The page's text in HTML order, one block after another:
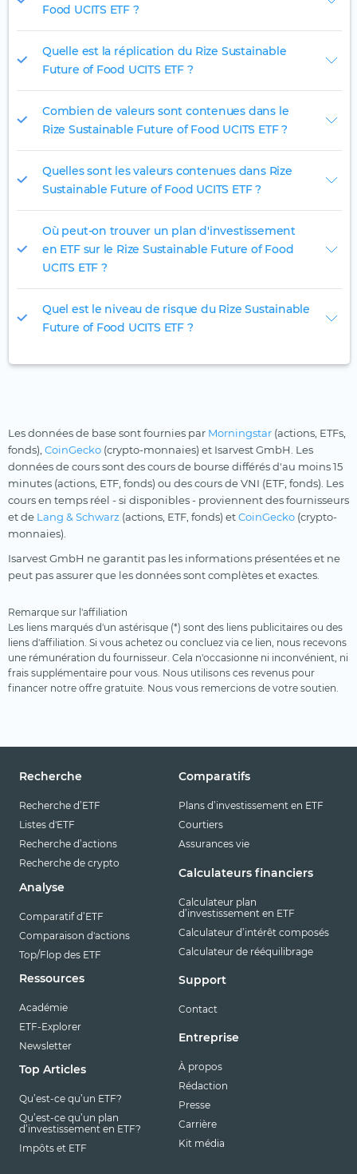
Food UCITS ETF ?
Quelle est la réplication du Rize Sustainable
Future of Food UCITS ETF ?
Combien de valeurs sont contenues dans le
Rize Sustainable Future of Food UCITS ETF ?
Quelles sont les valeurs contenues dans Rize
Sustainable Future of Food UCITS ETF ?
Où peut-on trouver un plan d'investissement
en ETF sur le Rize Sustainable Future of Food
UCITS ETF ?
Quel est le niveau de risque du Rize Sustainable
Future of Food UCITS ETF ?
Les données de base sont fournies par Morningstar (actions, ETFs,
fonds), CoinGecko (crypto-monnaies) et Isarvest GmbH. Les
données de cours sont des cours de bourse différés d'au moins 15
minutes (actions, ETF, fonds) ou des cours de VNI (ETF, fonds). Les
cours en temps réel - si disponibles - proviennent des fournisseurs
et de Lang & Schwarz (actions, ETF, fonds) etCoinGecko (crypto-
monnaies).
Isarvest GmbH ne garantit pas les informations présentées et ne
peut pas assurer que les données sont complètes et exactes.
Remarque sur l'affiliation
Les liens marqués d'un astérisque (*) sont des liens publicitaires ou des
liens d'affiliation. Si vous achetez ou concluez via ce lien, nous recevons
une rémunération du fournisseur. Cela n'occasionne ni inconvénient, ni
frais supplémentaire pour vous. Nous utilisons ces revenus pour
financer notre offre gratuite. Nous vous remercions de votre soutien.
Recherche
Recherche d’ETF
Listes d'ETF
Recherche d’actions
Recherche de crypto
Analyse
Comparatif d’ETF
Comparaison d'actions
Top/Flop des ETF
Ressources
Académie
ETF-Explorer
Newsletter
Top Articles
Qu’est-ce qu’un ETF?
Qu’est-ce qu’un plan
d’investissement en ETF?
Impôts et ETF
Comparatifs
Plans d’investissement en ETF
Courtiers
Assurances vie
Calculateurs financiers
Calculateur plan
d’investissement en ETF
Calculateur d’intérêt composés
Calculateur de rééquilibrage
Support
Contact
Entreprise
À propos
Rédaction
Presse
Carrière
Kit média